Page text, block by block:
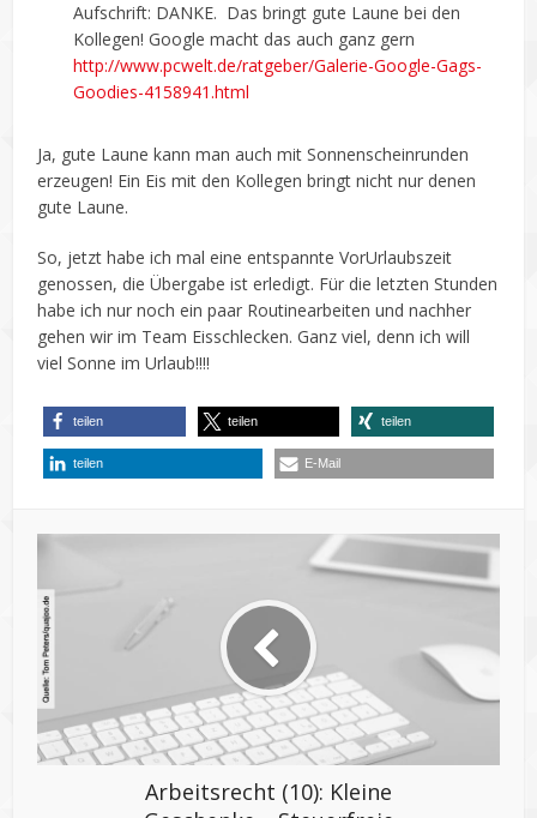
Aufschrift: DANKE. Das bringt gute Laune bei den
Kollegen! Google macht das auch ganz gern
http://www.pcwelt.de/ratgeber/Galerie-Google-Gags-
Goodies-4158941.html
Ja, gute Laune kann man auch mit Sonnenscheinrunden
erzeugen! Ein Eis mit den Kollegen bringt nicht nur denen
gute Laune.
So, jetzt habe ich mal eine entspannte VorUrlaubszeit
genossen, die Übergabe ist erledigt. Für die letzten Stunden
habe ich nur noch ein paar Routinearbeiten und nachher
gehen wir im Team Eisschlecken. Ganz viel, denn ich will
viel Sonne im Urlaub!!!!
teilen teilen teilen
teilen E-Mail
Arbeitsrecht (10): Kleine